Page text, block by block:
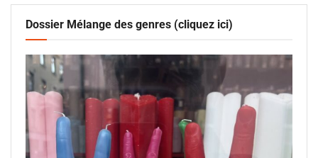
Dossier Mélange des genres (cliquez ici)